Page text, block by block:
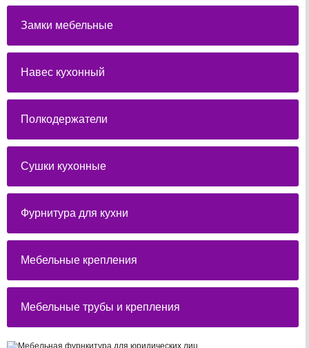
Замки мебельные
Навес кухонный
Полкодержатели
Сушки кухонные
Фурнитура для кухни
Мебельные крепления
Мебельные трубы и крепления